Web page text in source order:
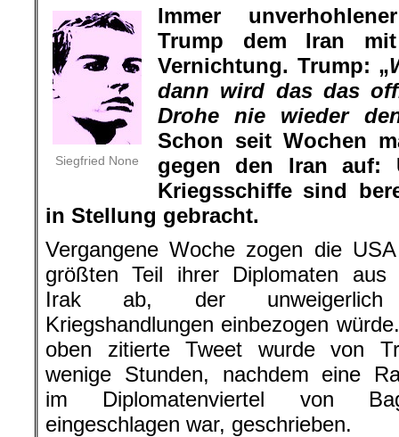
Siegfried None
Immer
Trump dem Iran
Vernichtung. Trump: „
dann wird das das
Drohe nie wieder
Schon seit Wochen
gegen den Iran auf:
Kriegsschiffe sind
in Stellung gebracht.
Vergangene Woche zogen die
größten Teil ihrer Diplomaten aus
Irak ab, der
Kriegshandlungen einbezogen
oben zitierte Tweet wurde von
wenige Stunden, nachdem eine
im Diplomatenviertel von
eingeschlagen war, geschrieben.